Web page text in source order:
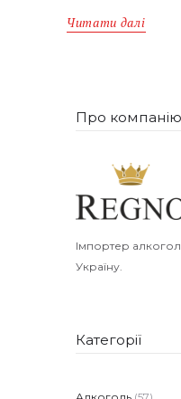
Читати далі
Про компанію
Імпортер
Україну.
Категорії